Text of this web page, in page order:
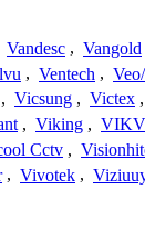
Vandesc , Vangold
, Ventech ,
, Vicsung , Victex ,
, Viking ,
Cctv ,
, Vivotek ,